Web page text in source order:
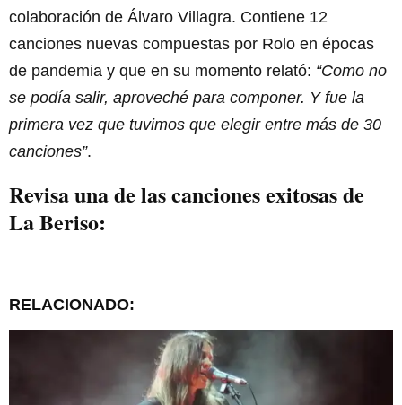
colaboración de Álvaro Villagra. Contiene 12
canciones nuevas compuestas por Rolo en épocas
de pandemia y que en su momento relató: “Como no
se podía salir, aproveché para componer. Y fue la
primera vez que tuvimos que elegir entre más de 30
canciones”.
Revisa una de las canciones exitosas de
La Beriso:
RELACIONADO: